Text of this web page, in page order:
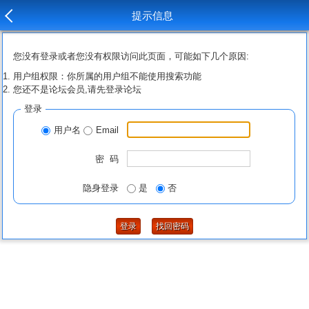
提示信息
您没有登录或者您没有权限访问此页面，可能如下几个原因:
用户组权限：你所属的用户组不能使用搜索功能
您还不是论坛会员,请先登录论坛
登录
用户名 Email
密 码
隐身登录 是 否